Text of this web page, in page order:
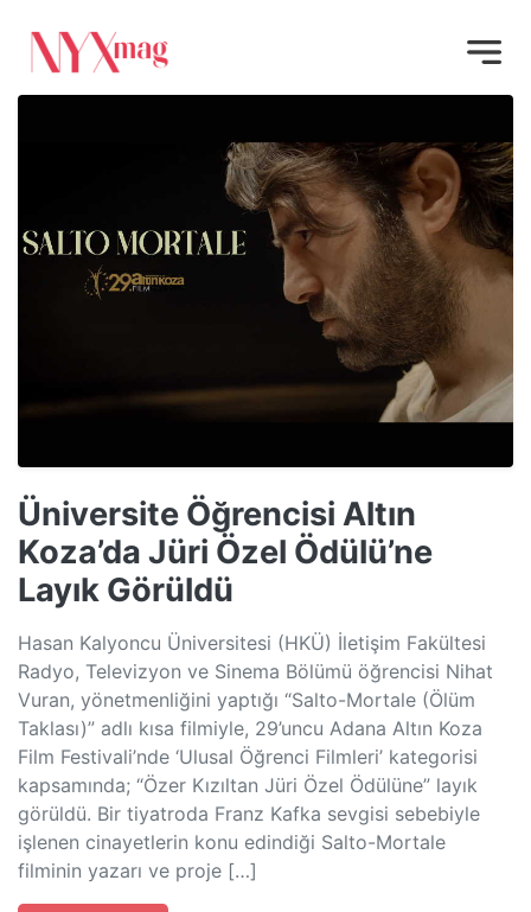
Üniversite Öğrencisi Altın
Koza’da Jüri Özel Ödülü’ne
Layık Görüldü
Hasan Kalyoncu Üniversitesi (HKÜ) İletişim Fakültesi
Radyo, Televizyon ve Sinema Bölümü öğrencisi Nihat
Vuran, yönetmenliğini yaptığı “Salto-Mortale (Ölüm
Taklası)” adlı kısa filmiyle, 29’uncu Adana Altın Koza
Film Festivali’nde ‘Ulusal Öğrenci Filmleri’ kategorisi
kapsamında; “Özer Kızıltan Jüri Özel Ödülüne” layık
görüldü. Bir tiyatroda Franz Kafka sevgisi sebebiyle
işlenen cinayetlerin konu edindiği Salto-Mortale
filminin yazarı ve proje […]